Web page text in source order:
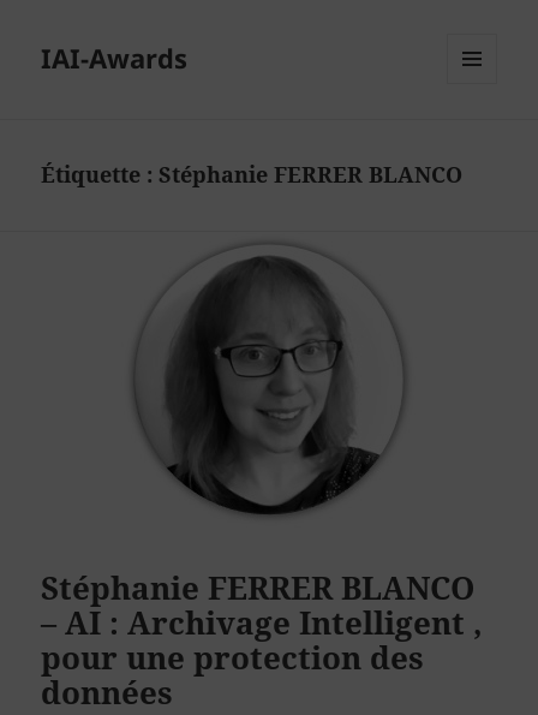
IAI-Awards
Étiquette :Stéphanie FERRER BLANCO
Stéphanie FERRER BLANCO
– AI : Archivage Intelligent ,
pour une protection des
données